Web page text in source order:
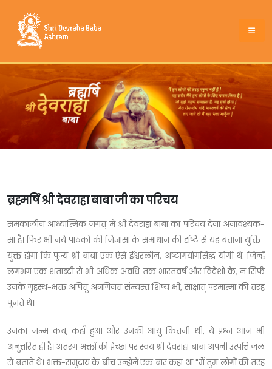
ब्रह्मर्षि श्री देवराहा बाबा जी का परिचय
समकालीन आध्यात्मिक जगत् मे श्री देवराहा बाबा का परिचय देना अनावश्यक-
सा है। फिर भी नये पाठकों की जिज्ञासा के समाधान की दृष्टि से यह बताना युक्ति-
युक्त होगा कि पूज्य श्री बाबा एक ऐसे ईश्वरलीन, अष्टांगयोगसिद्ध योगी थे. जिन्हें
लगभग एक शताब्दी से भी अधिक अवधि तक भारतवर्ष और विदेशों के, न सिर्फ
उनके गृहस्थ-भक्त अपितु अनगिनत संन्यस्त शिष्य भी, साक्षात् परमात्मा की तरह
पूजते थे।
उनका जन्म कब, कहाँ हुआ और उनकी आयु कितनी थी, ये प्रश्न आज भी
अनुत्तरित ही है। अंतरंग भक्तों की प्रेच्छा पर स्वयं श्री देवराहा बाबा अपनी उत्पत्ति जल
से बताते थे। भक्त-समुदाय के बीच उन्होंने एक बार कहा था "मैं तुम लोगों की तरह